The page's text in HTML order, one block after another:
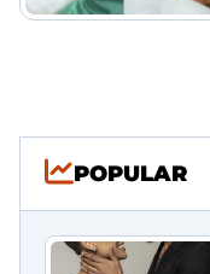
POPULAR